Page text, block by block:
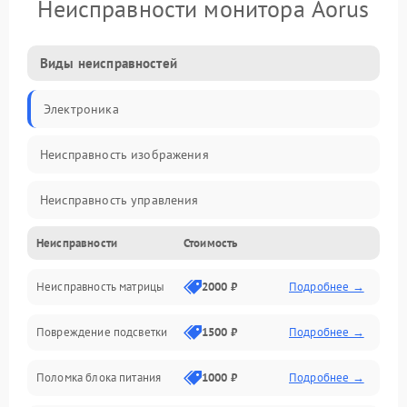
Неисправности монитора Aorus
Виды неисправностей
Электроника
Неисправность изображения
Неисправность управления
Неисправность интерфейсов
Прочие неисправности
Неисправность звука
Механические повреждения
Неисправности Стоимость
Неисправность матрицы 2000 ₽ Подробнее →
Повреждение подсветки 1500 ₽ Подробнее →
Поломка блока питания 1000 ₽ Подробнее →